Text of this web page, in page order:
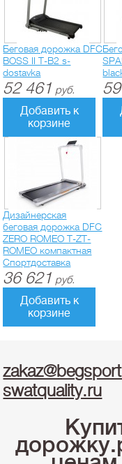
Беговая дорожка DFC
BOSS II T-B2 s-
dostavka
52 461 руб.
Добавить к
корзине
Дизайнерская
беговая дорожка DFC
ZERO ROMEO T-ZT-
ROMEO компактная
Спортдоставка
36 621 руб.
Добавить к
корзине
swatquality.ru